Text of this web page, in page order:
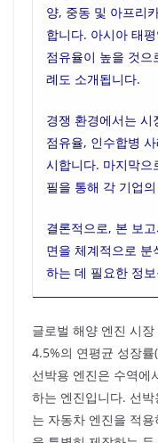
양, 중동 및 아프리
합니다. 아시아 태
점유율이 높을 것
례도 소개됩니다.
경쟁 환경에서는
점유율, 인수합병
시합니다. 마지막으
필을 통해 각 기업
결론적으로, 본 보
면을 체계적으로 분
하는 데 필요한 정
글로벌 해양 엔진 시
4.5%의 연평균 성장
선박용 엔진은 수역에
하는 엔진입니다. 선
는 자동차 엔진을 적